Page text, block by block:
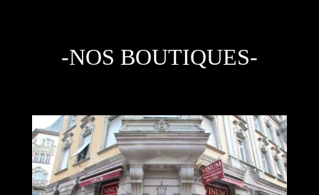
-NOS BOUTIQUES-